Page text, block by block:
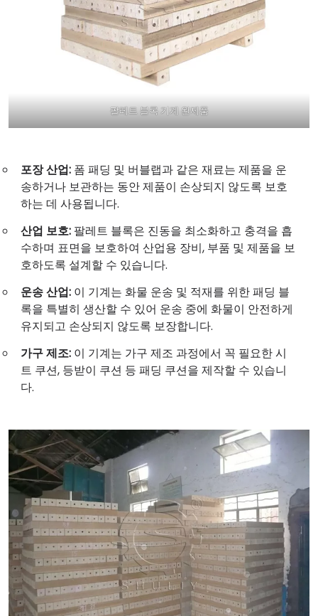
팔레트 블록 기계 완제품
포장 산업: 폼 패딩 및 버블랩과 같은 재료는 제품을 운
송하거나 보관하는 동안 제품이 손상되지 않도록 보호
하는 데 사용됩니다.
산업 보호: 팔레트 블록은 진동을 최소화하고 충격을 흡
수하며 표면을 보호하여 산업용 장비, 부품 및 제품을 보
호하도록 설계할 수 있습니다.
운송 산업: 이 기계는 화물 운송 및 적재를 위한 패딩 블
록을 특별히 생산할 수 있어 운송 중에 화물이 안전하게
유지되고 손상되지 않도록 보장합니다.
가구 제조: 이 기계는 가구 제조 과정에서 꼭 필요한 시
트 쿠션, 등받이 쿠션 등 패딩 쿠션을 제작할 수 있습니
다.